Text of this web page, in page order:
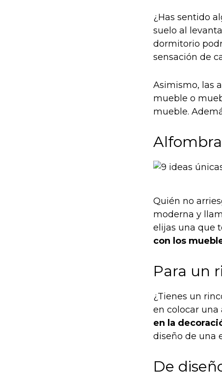
¿Has sentido
suelo al
dormitorio
sensación de
Asimismo, las
mueble o
mueble.
Quién no
moderna y
elijas una que
con los
Para un
¿Tienes un
en colocar una
en la
diseño de una
De